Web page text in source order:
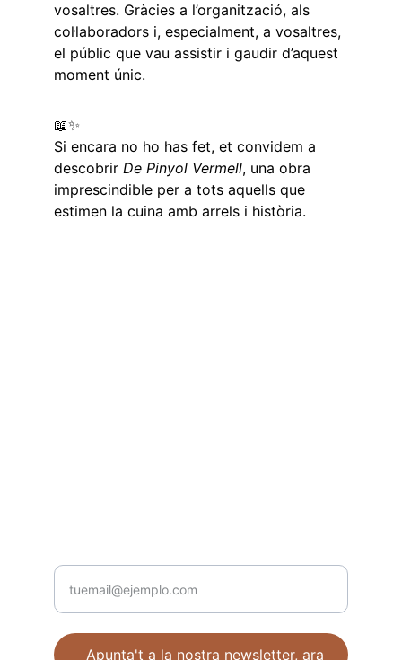
vosaltres. Gràcies a l’organització, als
col·laboradors i, especialment, a vosaltres,
el públic que vau assistir i gaudir d’aquest
moment únic.
📖✨
Si encara no ho has fet, et convidem a
descobrir De Pinyol Vermell, una obra
imprescindible per a tots aquells que
estimen la cuina amb arrels i història.
Apunta't a la nostra newsletter, ara